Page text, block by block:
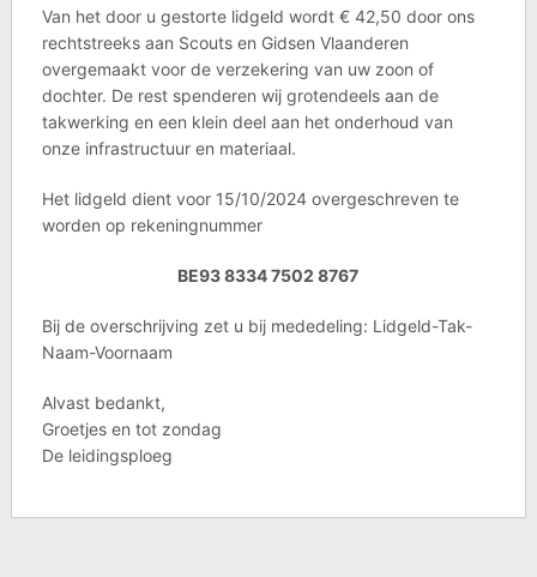
Van het door u gestorte lidgeld wordt € 42,50 door ons
rechtstreeks aan Scouts en Gidsen Vlaanderen
overgemaakt voor de verzekering van uw zoon of
dochter. De rest spenderen wij grotendeels aan de
takwerking en een klein deel aan het onderhoud van
onze infrastructuur en materiaal.
Het lidgeld dient voor 15/10/2024 overgeschreven te
worden op rekeningnummer
BE93 8334 7502 8767
Bij de overschrijving zet u bij mededeling: Lidgeld-Tak-
Naam-Voornaam
Alvast bedankt,
Groetjes en tot zondag
De leidingsploeg